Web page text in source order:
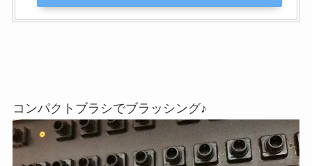
コンパクトブラシでブラッシング♪